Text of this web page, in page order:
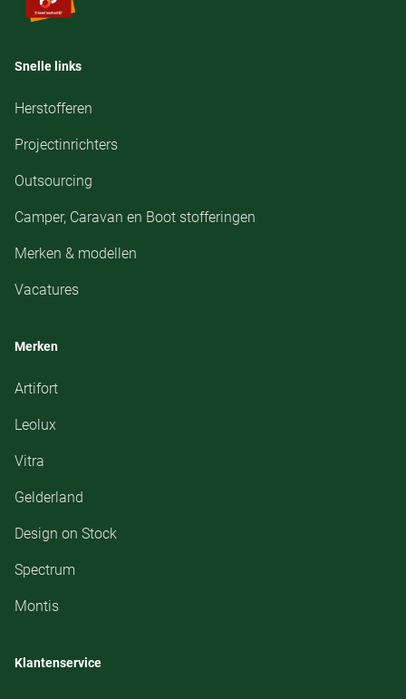
Snelle links
Herstofferen
Projectinrichters
Outsourcing
Camper, Caravan en Boot stofferingen
Merken & modellen
Vacatures
Merken
Artifort
Leolux
Vitra
Gelderland
Design on Stock
Spectrum
Montis
Klantenservice